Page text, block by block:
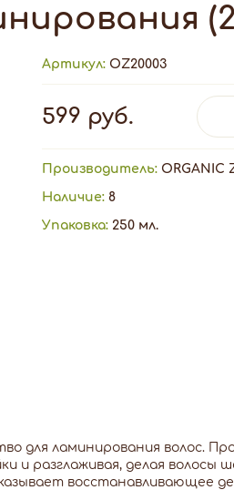
Артикул:OZ20003
599 руб.
Производитель: ORGANIC
Наличие:8
Упаковка:250 мл.
для ламинирования волос.
и разглаживая, делая волосы
восстанавливающее